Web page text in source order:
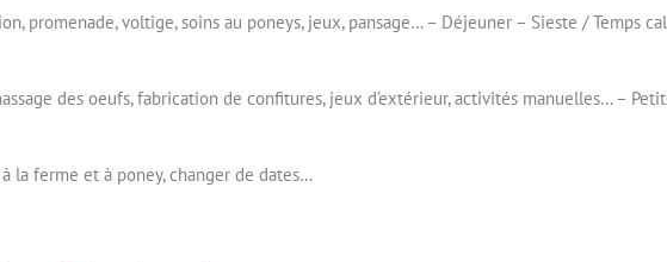
promenade, voltige, soins au poneys, jeux, pansage… – Déjeuner – Sieste / Temps
des oeufs, fabrication de confitures, jeux d’extérieur, activités manuelles… –
la ferme et à poney, changer de dates…